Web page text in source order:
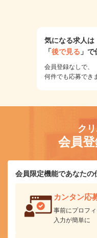
気になる求人は
「後で見る 」で
会員登録なしで、
何件でも応募でき
ク
会員
会員限定機能であなたの
カンタン応
事前にプロフ
入力が簡単に